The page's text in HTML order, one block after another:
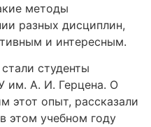
методы
разных дисциплин,
и интересным.
студенты
им. А. И. Герцена. О
этот опыт, рассказали
этом учебном году